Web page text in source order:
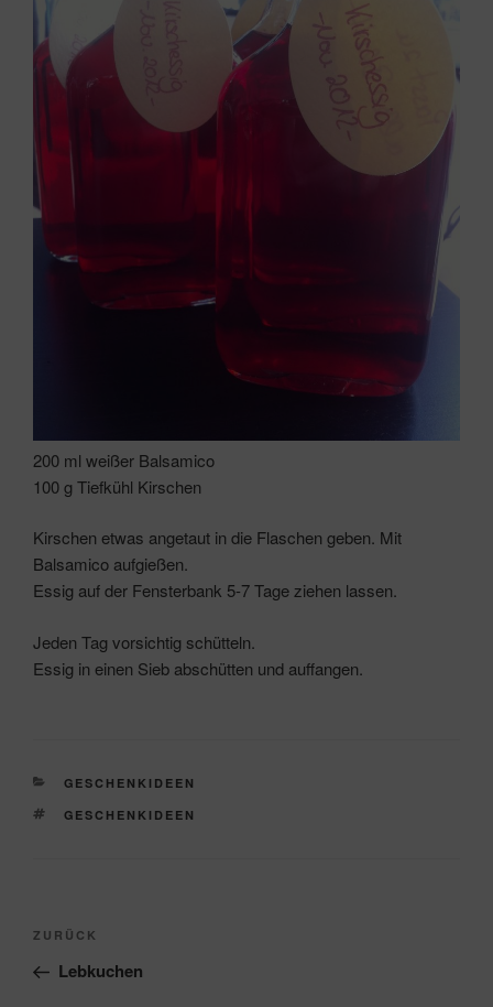
200 ml weißer Balsamico
100 g Tiefkühl Kirschen
Kirschen etwas angetaut in die Flaschen geben. Mit
Balsamico aufgießen.
Essig auf der Fensterbank 5-7 Tage ziehen lassen.
Jeden Tag vorsichtig schütteln.
Essig in einen Sieb abschütten und auffangen.
KATEGORIEN
GESCHENKIDEEN
SCHLAGWÖRTER
GESCHENKIDEEN
Beitragsnavigation
Vorheriger
Beitrag
ZURÜCK
Lebkuchen